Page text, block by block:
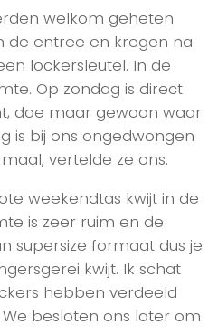
welkom geheten
de entree en kregen na
lockersleutel. In de
Op zondag is direct
doe maar gewoon waar
is bij ons ongedwongen
vertelde ze ons.
weekendtas kwijt in de
is zeer ruim en de
supersize formaat dus je
kwijt. Ik schat
hebben verdeeld
besloten ons later om